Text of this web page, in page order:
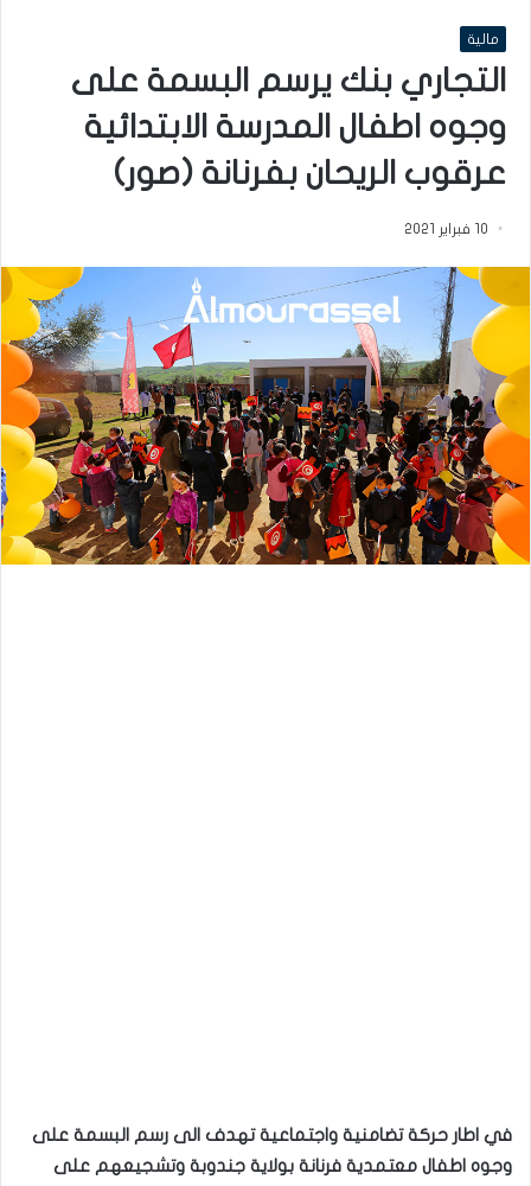
مالية
التجاري بنك يرسم البسمة على
وجوه اطفال المدرسة الابتدائية
عرقوب الريحان بفرنانة (صور)
10 فبراير 2021
في اطار حركة تضامنية واجتماعية تهدف الى رسم البسمة على
وجوه اطفال معتمدية فرنانة بولاية جندوبة وتشجيعهم على